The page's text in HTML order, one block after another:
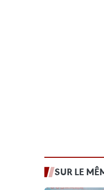
SUR LE